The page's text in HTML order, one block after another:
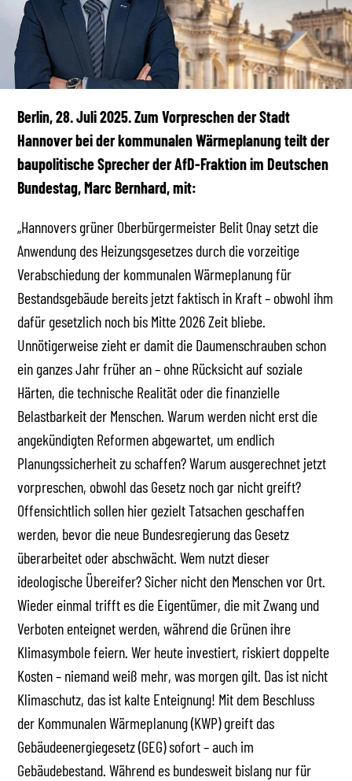
Berlin, 28. Juli 2025. Zum Vorpreschen der Stadt
Hannover bei der kommunalen Wärmeplanung teilt der
baupolitische Sprecher der AfD-Fraktion im Deutschen
Bundestag, Marc Bernhard, mit:
„Hannovers grüner Oberbürgermeister Belit Onay setzt die
Anwendung des Heizungsgesetzes durch die vorzeitige
Verabschiedung der kommunalen Wärmeplanung für
Bestandsgebäude bereits jetzt faktisch in Kraft – obwohl ihm
dafür gesetzlich noch bis Mitte 2026 Zeit bliebe.
Unnötigerweise zieht er damit die Daumenschrauben schon
ein ganzes Jahr früher an – ohne Rücksicht auf soziale
Härten, die technische Realität oder die finanzielle
Belastbarkeit der Menschen. Warum werden nicht erst die
angekündigten Reformen abgewartet, um endlich
Planungssicherheit zu schaffen? Warum ausgerechnet jetzt
vorpreschen, obwohl das Gesetz noch gar nicht greift?
Offensichtlich sollen hier gezielt Tatsachen geschaffen
werden, bevor die neue Bundesregierung das Gesetz
überarbeitet oder abschwächt. Wem nutzt dieser
ideologische Übereifer? Sicher nicht den Menschen vor Ort.
Wieder einmal trifft es die Eigentümer, die mit Zwang und
Verboten enteignet werden, während die Grünen ihre
Klimasymbole feiern. Wer heute investiert, riskiert doppelte
Kosten – niemand weiß mehr, was morgen gilt. Das ist nicht
Klimaschutz, das ist kalte Enteignung! Mit dem Beschluss
der Kommunalen Wärmeplanung (KWP) greift das
Gebäudeenergiegesetz (GEG) sofort – auch im
Gebäudebestand. Während es bundesweit bislang nur für